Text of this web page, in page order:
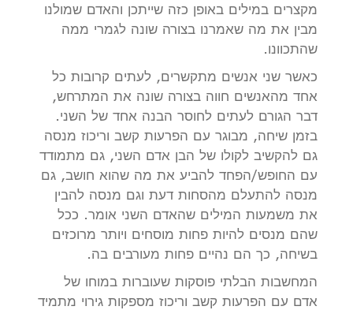
מקצרים במילים באופן כזה שייתכן והאדם שמולנו
מבין את מה שאמרנו בצורה שונה לגמרי ממה
שהתכוונו.
כאשר שני אנשים מתקשרים, לעתים קרובות כל
אחד מהאנשים חווה בצורה שונה את המתרחש,
דבר הגורם לעתים לחוסר הבנה אחד של השני.
בזמן שיחה, מבוגר עם הפרעות קשב וריכוז מנסה
גם להקשיב לקולו של הבן אדם השני, גם מתמודד
עם החופש/הפחד להביע את מה שהוא חושב, גם
מנסה להתעלם מהסחות דעת וגם מנסה להבין
את משמעות המילים שהאדם השני אומר. ככל
שהם מנסים להיות פחות מוסחים ויותר מרוכזים
בשיחה, כך הם נהיים פחות מעורבים בה.
המחשבות הבלתי פוסקות שעוברות במוחו של
אדם עם הפרעות קשב וריכוז מספקות גירוי מתמיד